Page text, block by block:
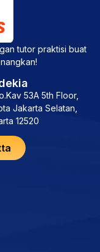
tutor praktisi buat
53A 5th Floor,
Jakarta Selatan,
12520